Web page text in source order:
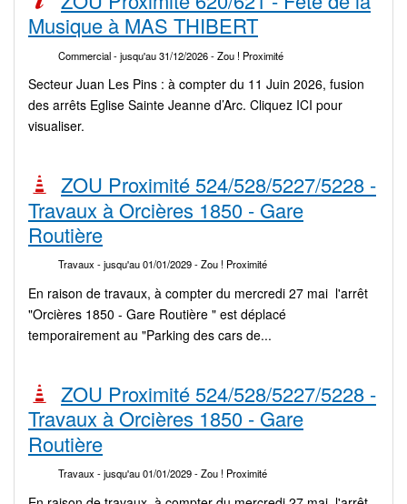
Musique à MAS THIBERT
Commercial- jusqu'au 31/12/2026- Zou ! Proximité
Secteur Juan Les Pins : à compter du 11 Juin 2026, fusion
des arrêts Eglise Sainte Jeanne d’Arc. Cliquez ICI pour
visualiser.
ZOU Proximité 524/528/5227/5228 -
Travaux à Orcières 1850 - Gare
Routière
Travaux - jusqu'au 01/01/2029- Zou ! Proximité
En raison de travaux, à compter du mercredi 27 mai l'arrêt
"Orcières 1850 - Gare Routière " est déplacé
temporairement au "Parking des cars de...
ZOU Proximité 524/528/5227/5228 -
Travaux à Orcières 1850 - Gare
Routière
Travaux - jusqu'au 01/01/2029- Zou ! Proximité